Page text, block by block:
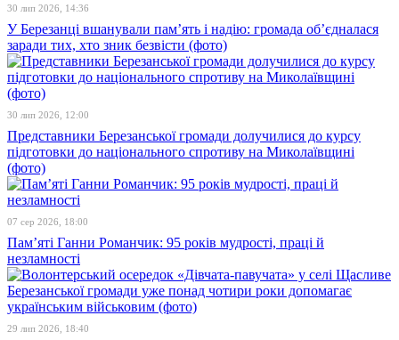
30 лип 2026, 14:36
У Березанці вшанували пам’ять і надію: громада об’єдналася
заради тих, хто зник безвісти (фото)
30 лип 2026, 12:00
Представники Березанської громади долучилися до курсу
підготовки до національного спротиву на Миколаївщині
(фото)
07 сер 2026, 18:00
Пам’яті Ганни Романчик: 95 років мудрості, праці й
незламності
29 лип 2026, 18:40